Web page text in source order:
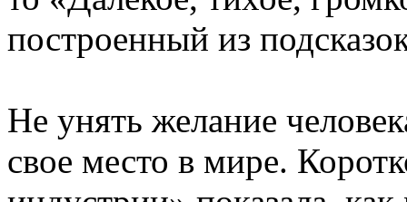
построенный из
Не унять желание
свое место в мире.